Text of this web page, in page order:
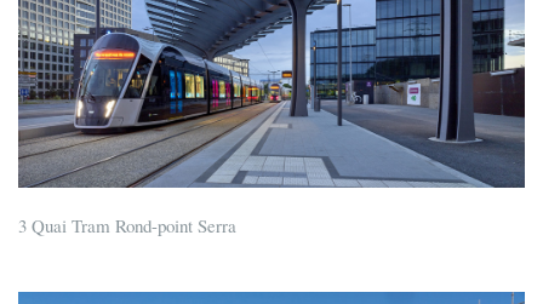
3 Quai Tram Rond-point Serra